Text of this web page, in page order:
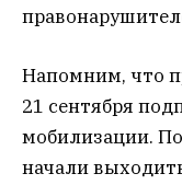
Напомним, что
21 сентября
мобилизации.
начали